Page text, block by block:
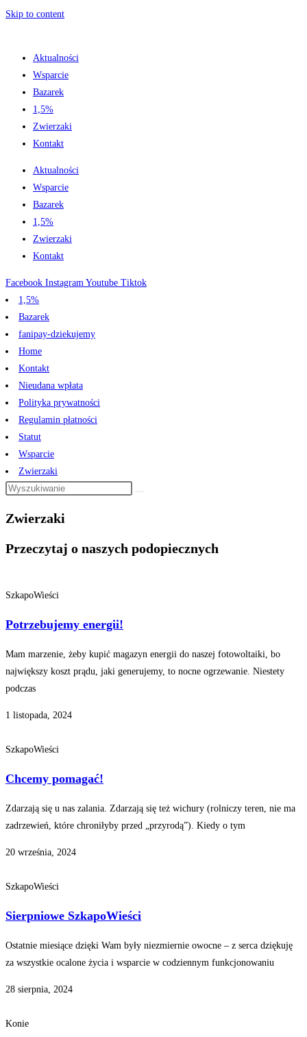
Skip to content
Aktualności
Wsparcie
Bazarek
1,5%
Zwierzaki
Kontakt
Aktualności
Wsparcie
Bazarek
1,5%
Zwierzaki
Kontakt
Facebook Instagram Youtube Tiktok
1,5%
Bazarek
fanipay-dziekujemy
Home
Kontakt
Nieudana wpłata
Polityka prywatności
Regulamin płatności
Statut
Wsparcie
Zwierzaki
Zwierzaki
Przeczytaj o naszych podopiecznych
SzkapoWieści
Potrzebujemy energii!
Mam marzenie, żeby kupić magazyn energii do naszej fotowoltaiki, bo
największy koszt prądu, jaki generujemy, to nocne ogrzewanie. Niestety
podczas
1 listopada, 2024
SzkapoWieści
Chcemy pomagać!
Zdarzają się u nas zalania. Zdarzają się też wichury (rolniczy teren, nie ma
zadrzewień, które chroniłyby przed „przyrodą”). Kiedy o tym
20 września, 2024
SzkapoWieści
Sierpniowe SzkapoWieści
Ostatnie miesiące dzięki Wam były niezmiernie owocne – z serca dziękuję
za wszystkie ocalone życia i wsparcie w codziennym funkcjonowaniu
28 sierpnia, 2024
Konie